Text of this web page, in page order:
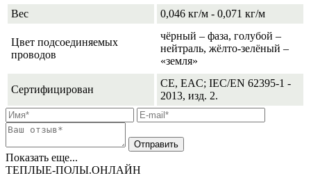
Вес 0,046 кг/м - 0,071 кг/м
Цвет подсоединяемых
проводов
чёрный – фаза, голубой –
нейтраль, жёлто-зелёный –
«земля»
Сертифицирован
CE, EAC; IEC/EN 62395-1 -
2013, изд. 2.
Показать еще...
ТЕПЛЫЕ-ПОЛЫ.ОНЛАЙН